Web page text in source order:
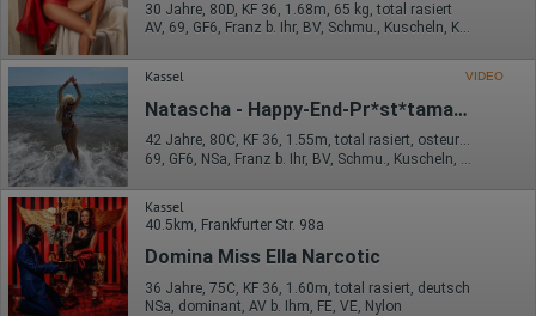
30 Jahre, 80D, KF 36, 1.68m, 65 kg, total rasiert
AV, 69, GF6, Franz b. Ihr, BV, Schmu., Kuscheln, Körperküs.
Kassel VIDEO
Natascha - Happy-End-Pr*st*tamassage
42 Jahre, 80C, KF 36, 1.55m, total rasiert, osteuropäisch
Kassel
40.5km, Frankfurter Str. 98a
Domina Miss Ella Narcotic
36 Jahre, 75C, KF 36, 1.60m, total rasiert, deutsch
NSa, dominant, AV b. Ihm, FE, VE, Nylon